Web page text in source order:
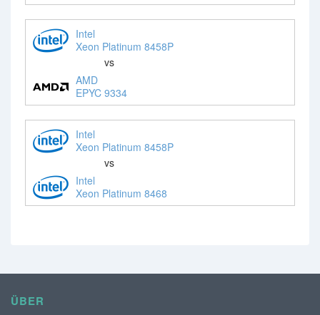
Intel
Xeon Platinum 8458P
vs
AMD
EPYC 9334
Intel
Xeon Platinum 8458P
vs
Intel
Xeon Platinum 8468
ÜBER